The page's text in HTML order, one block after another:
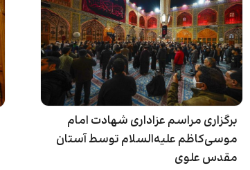
برگزاری مراسم عزاداری شهادت امام
موسی‌کاظم علیه‌السلام توسط آستان
مقدس علوی